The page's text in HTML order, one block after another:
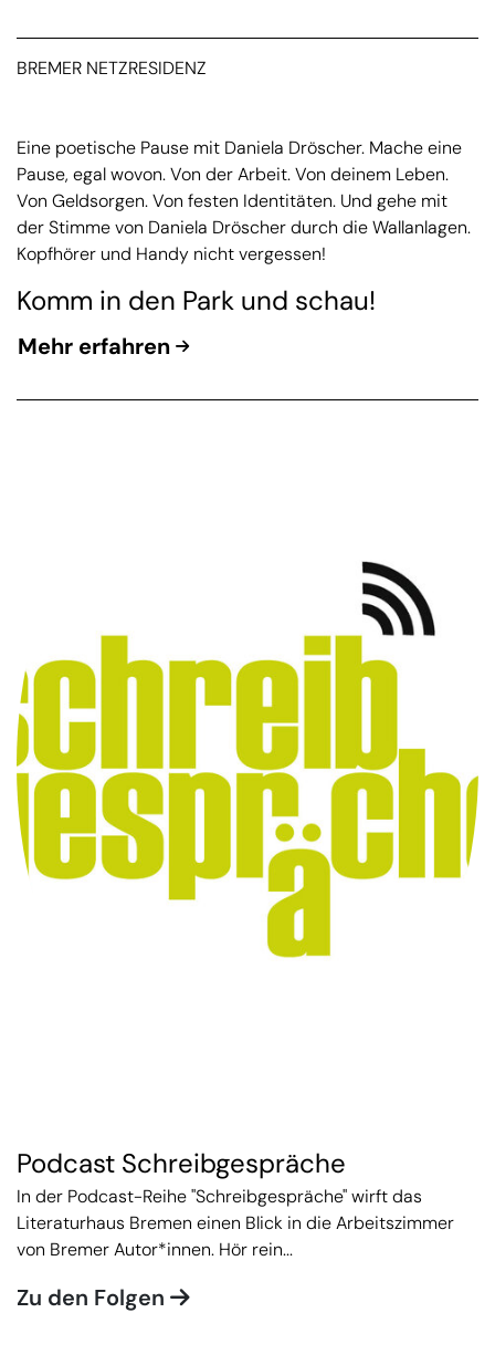
BREMER NETZRESIDENZ
Eine poetische Pause mit Daniela Dröscher. Mache eine
Pause, egal wovon. Von der Arbeit. Von deinem Leben.
Von Geldsorgen. Von festen Identitäten. Und gehe mit
der Stimme von Daniela Dröscher durch die Wallanlagen.
Kopfhörer und Handy nicht vergessen!
Komm in den Park und schau!
Mehr erfahren
Podcast Schreibgespräche
In der Podcast-Reihe "Schreibgespräche" wirft das
Literaturhaus Bremen einen Blick in die Arbeitszimmer
von Bremer Autor*innen. Hör rein...
Zu den Folgen